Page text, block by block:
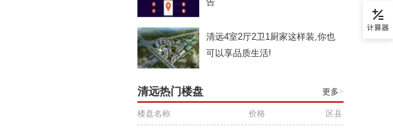
清远4室2厅2卫1厨家这样装,你也
可以享品质生活!
清远热门楼盘 更多>
楼盘名称 价格 区县